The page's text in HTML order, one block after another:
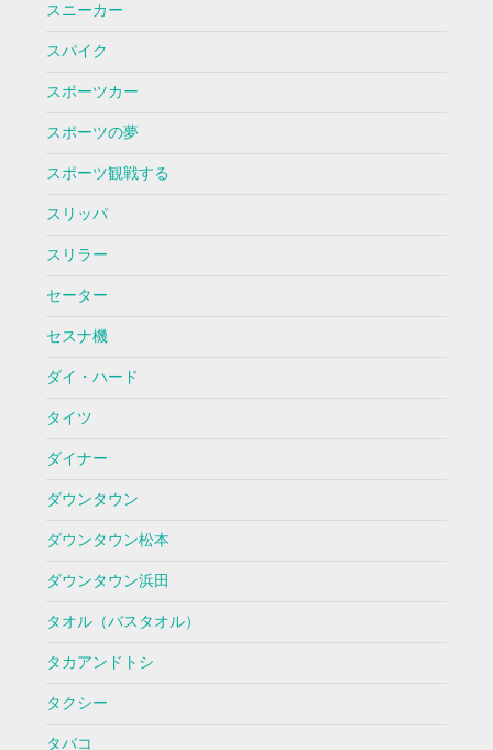
スニーカー
スパイク
スポーツカー
スポーツの夢
スポーツ観戦する
スリッパ
スリラー
セーター
セスナ機
ダイ・ハード
タイツ
ダイナー
ダウンタウン
ダウンタウン松本
ダウンタウン浜田
タオル（バスタオル）
タカアンドトシ
タクシー
タバコ